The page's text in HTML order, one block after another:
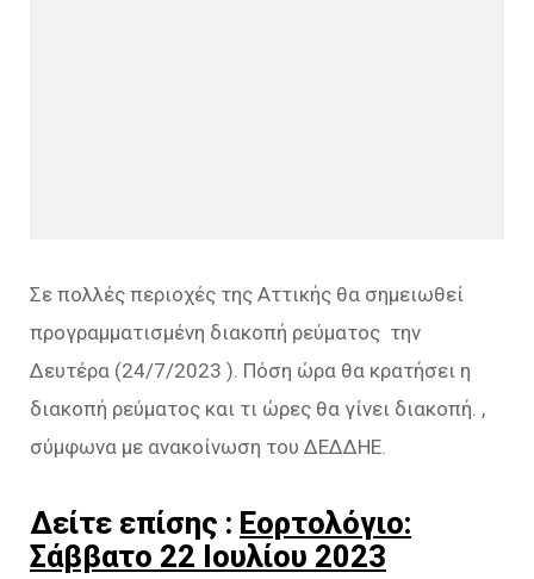
Σε πολλές περιοχές της Αττικής θα σημειωθεί
προγραμματισμένη διακοπή ρεύματος την
Δευτέρα (24/7/2023 ). Πόση ώρα θα κρατήσει η
διακοπή ρεύματος και τι ώρες θα γίνει διακοπή. ,
σύμφωνα με ανακοίνωση του ΔΕΔΔΗΕ.
Δείτε επίσης : Εορτολόγιο:
Σάββατο 22 Ιουλίου 2023